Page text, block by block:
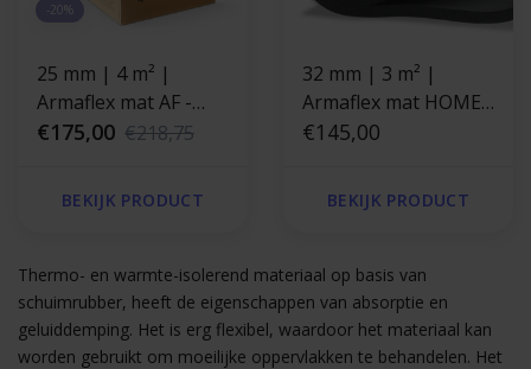
-20%
25 mm | 4 m² |
Armaflex mat AF -
zelfklevend
€175,00 €218,75
BEKIJK PRODUCT
32 mm | 3 m² |
Armaflex mat HOME -
zelfklevend
€145,00
BEKIJK PRODUCT
Thermo- en warmte-isolerend materiaal op basis van
schuimrubber, heeft de eigenschappen van absorptie en
geluiddemping. Het is erg flexibel, waardoor het materiaal kan
worden gebruikt om moeilijke oppervlakken te behandelen. Het